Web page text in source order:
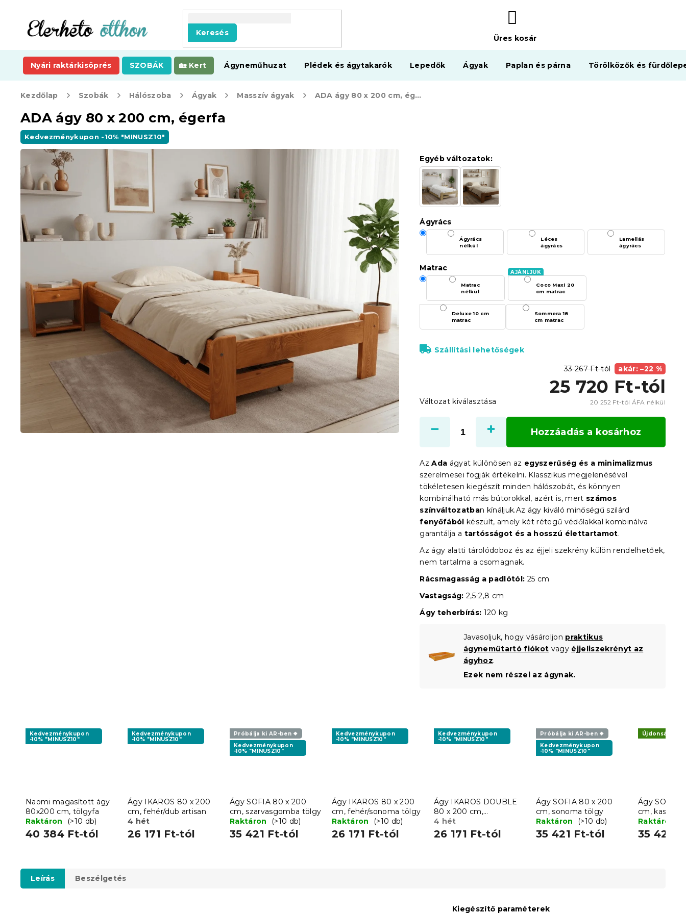
tartalomhoz
Keresés
KOSÁR
Üres kosár
Nyári raktárkisöprés SZOBÁK Kert Ágyneműhuzat Plédek és ágytakarók Lepedők Ágyak Paplan és párna Törölközők és
Kezdőlap Szobák Hálószoba Ágyak Masszív ágyak ADA ágy 80 x 200 cm, égerfa
ADA ágy 80 x 200 cm, égerfa
Kedvezménykupon -10% "MINUSZ10"
33 267 Ft-tól akár: –22 %
25 720 Ft-tól
20 252 Ft-tól ÁFA nélkül
Változat kiválasztása
Egyéb változatok:
Ágyrács
Ágyrács
nélkül
Léces
ágyrács
Lamellás
ágyrács
Matrac
Matrac
nélkül
Coco Maxi 20
cm matrac
Deluxe 10 cm
matrac
Sommera 18
cm matrac
Szállítási lehetőségek
Hozzáadás a kosárhoz
Az Ada ágyat különösen az egyszerűség és a minimalizmus
szerelmesei fogják értékelni. Klasszikus megjelenésével
tökéletesen kiegészít minden hálószobát, és könnyen
kombinálható más bútorokkal, azért is, mert számos
színváltozatban kínáljuk.Az ágy kiváló minőségű szilárd
fenyőfából készült, amely két rétegű védőlakkal kombinálva
garantálja a tartósságot és a hosszú élettartamot.
Az ágy alatti tárolódoboz és az éjjeli szekrény külön rendelhetőek,
nem tartalma a csomagnak.
Rácsmagasság a padlótól: 25 cm
Vastagság: 2,5-2,8 cm
Ágy teherbírás: 120 kg
Javasoljuk, hogy vásároljon praktikus
ágyneműtartó fiókot vagy éjjeliszekrényt az
ágyhoz.
Ezek nem részei az ágynak.
Kedvezménykupon
-10% "MINUSZ10"
Naomi magasított ágy
80x200 cm, tölgyfa
Raktáron
(>10 db)
40 384 Ft-tól
Kedvezménykupon
-10% "MINUSZ10"
Ágy IKAROS 80 x 200
cm, fehér/dub artisan
4 hét
26 171 Ft-tól
Próbálja ki AR-ben ❖
Kedvezménykupon
-10% "MINUSZ10"
Ágy SOFIA 80 x 200
cm, szarvasgomba tölgy
Raktáron
(>10 db)
35 421 Ft-tól
Kedvezménykupon
-10% "MINUSZ10"
Ágy IKAROS 80 x 200
cm, fehér/sonoma tölgy
Raktáron
(>10 db)
26 171 Ft-tól
Kedvezménykupon
-10% "MINUSZ10"
Ágy IKAROS DOUBLE
80 x 200 cm,
fehér/artisan tölgy
4 hét
26 171 Ft-tól
Próbálja ki AR-ben ❖
Kedvezménykupon
-10% "MINUSZ10"
Ágy SOFIA 80 x 200
cm, sonoma tölgy
Raktáron
(>10 db)
35 421 Ft-tól
Újdonság
Ágy SOFIA
cm, kasmír
Raktáron
35 421
Leírás Beszélgetés
Kiegészítő paraméterek